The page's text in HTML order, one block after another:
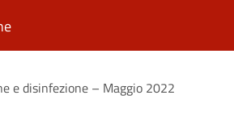
e disinfezione – Maggio 2022